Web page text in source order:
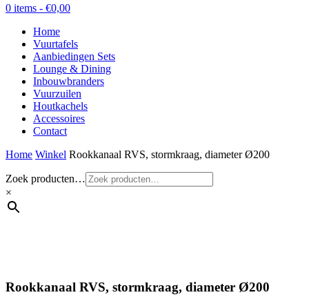
0 items - €0,00
Home
Vuurtafels
Aanbiedingen Sets
Lounge & Dining
Inbouwbranders
Vuurzuilen
Houtkachels
Accessoires
Contact
Home Winkel Rookkanaal RVS, stormkraag, diameter Ø200
Zoek producten…
×
Rookkanaal RVS, stormkraag, diameter Ø200